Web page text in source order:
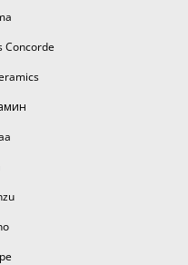
Concorde